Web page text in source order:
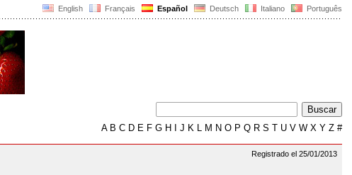
English Français Español Deutsch Italiano Português
AB C D E F G H J K L M N O P Q R S T U V W X Y Z #
Registrado el 25/01/2013